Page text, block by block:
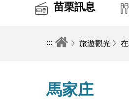
苗栗訊息
::: 旅遊觀光
馬家庄